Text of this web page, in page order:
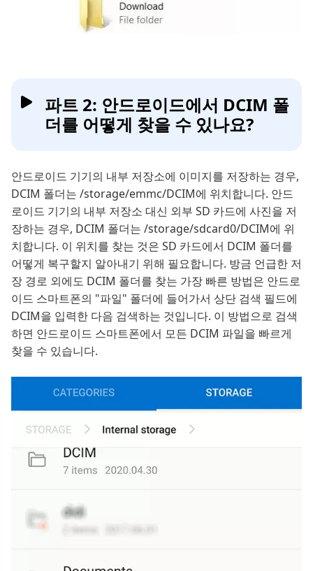
파트 2: 안드로이드에서 DCIM 폴
더를 어떻게 찾을 수 있나요?
안드로이드 기기의 내부 저장소에 이미지를 저장하는 경우,
DCIM 폴더는 /storage/emmc/DCIM에 위치합니다. 안드
로이드 기기의 내부 저장소 대신 외부 SD 카드에 사진을 저
장하는 경우, DCIM 폴더는 /storage/sdcard0/DCIM에 위
치합니다. 이 위치를 찾는 것은 SD 카드에서 DCIM 폴더를
어떻게 복구할지 알아내기 위해 필요합니다. 방금 언급한 저
장 경로 외에도 DCIM 폴더를 찾는 가장 빠른 방법은 안드로
이드 스마트폰의 "파일" 폴더에 들어가서 상단 검색 필드에
DCIM을 입력한 다음 검색하는 것입니다. 이 방법으로 검색
하면 안드로이드 스마트폰에서 모든 DCIM 파일을 빠르게
찾을 수 있습니다.